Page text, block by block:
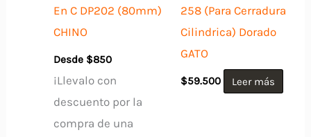
En C DP202 (80mm)
CHINO
Desde $850
¡Llevalo con
descuento por la
compra de una
258 (Para Cerradura
Cilindrica) Dorado
GATO
$59.500 Leer más